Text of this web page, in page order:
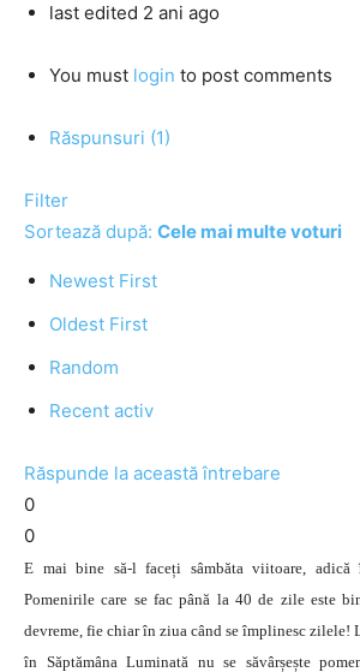
last edited 2 ani ago
You must login to post comments
Răspunsuri (1)
Filter
Sortează după: Cele mai multe voturi
Newest First
Oldest First
Random
Recent activ
Răspunde la această întrebare
0
0
E mai bine să-l faceți sâmbăta viitoare, adică
Pomenirile care se fac până la 40 de zile este
devreme, fie chiar în ziua când se împlinesc zilele!
în Săptămâna Luminată nu se săvârșește